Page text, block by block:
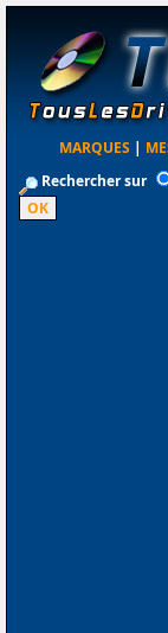
MARQUES |
Rechercher sur